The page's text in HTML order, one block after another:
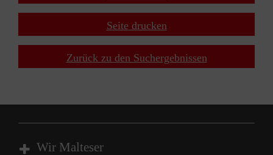
Seite drucken
Zurück zu den Suchergebnissen
Wir Malteser